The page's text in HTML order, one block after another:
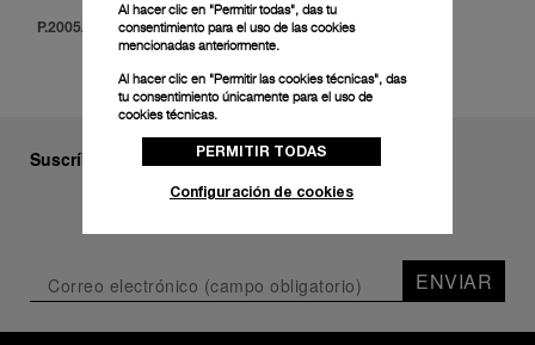
P.2005/GLS P.2005/MR
Suscríbase a nuestra newsletter
ENVIAR
Al hacer clic en "Permitir todas", das tu
consentimiento para el uso de las cookies
mencionadas anteriormente.
Al hacer clic en "Permitir las cookies técnicas", das
tu consentimiento únicamente para el uso de
cookies técnicas.
PERMITIR TODAS
Configuración de cookies